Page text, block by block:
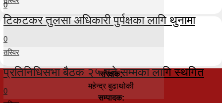
0
टिकटकर तुलसा अधिकारी पुर्पक्षका लागि थुनामा
0
तस्विर
प्रतिनिधिसभा बैठक २५ गते सम्मका लागि स्थगित
0
संरक्षक:
महेन्द्र बुढाथोकी
सम्पादक: